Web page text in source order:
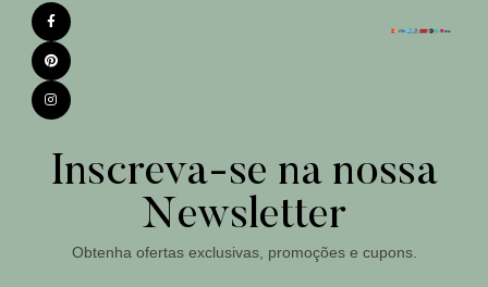
Inscreva-se na nossa
Newsletter
Obtenha ofertas exclusivas, promoções e cupons.